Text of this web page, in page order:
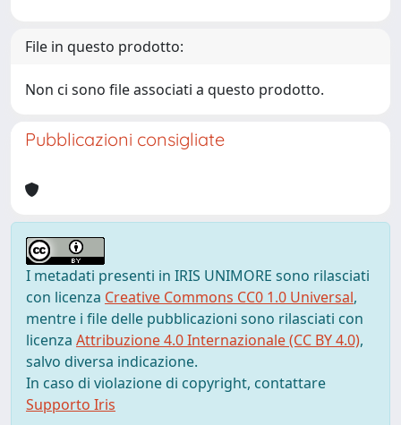
File in questo prodotto:
Non ci sono file associati a questo prodotto.
Pubblicazioni consigliate
I metadati presenti in IRIS UNIMORE sono rilasciati
con licenza Creative Commons CC0 1.0 Universal,
mentre i file delle pubblicazioni sono rilasciati con
licenza Attribuzione 4.0 Internazionale (CC BY 4.0),
salvo diversa indicazione.
In caso di violazione di copyright, contattare
Supporto Iris